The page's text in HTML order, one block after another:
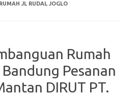
JL RUDAL JOGLO
Rumah
Pesanan
DIRUT PT.